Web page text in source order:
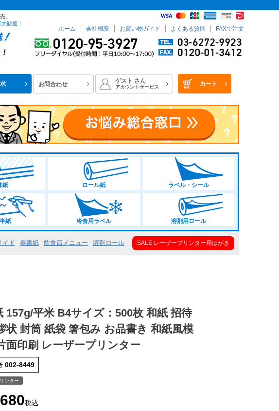
。
歓迎！
ホーム 会社概要 お買い物ガイド よくある質問 FAXで注文
お問合わせ ゲスト さん
アカウントサービス カート
紙 ロール紙 ラベル・シール
紙 冷食用ラベル 溶剤用ロール
イド 奉書紙 飲食店メニュー 溶剤ロール SALE レーザープリンター用はがき
157g/平米 B4サイズ：500枚 和紙 招待
状 封筒 紙袋 箸包み お品書き 和紙風模
面印刷 レーザープリンター
002-8449
ンター
税込